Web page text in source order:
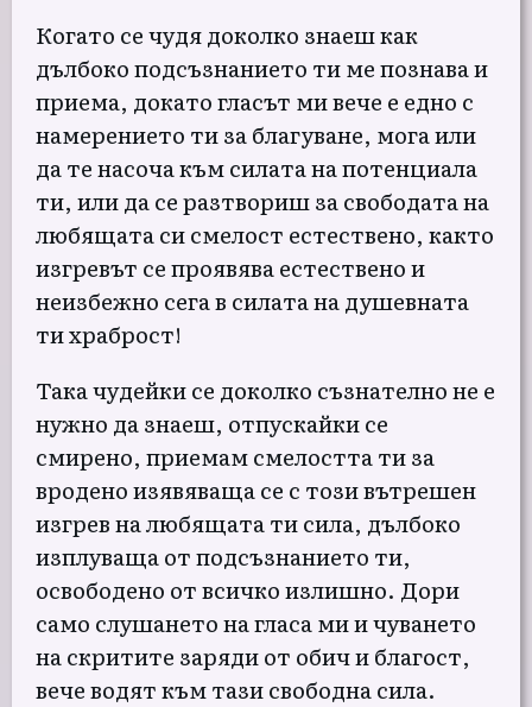
Когато се чудя доколко знаеш как
дълбоко подсъзнанието ти ме познава и
приема, докато гласът ми вече е едно с
намерението ти за благуване, мога или
да те насоча към силата на потенциала
ти, или да се разтвориш за свободата на
любящата си смелост естествено, както
изгревът се проявява естествено и
неизбежно сега в силата на душевната
ти храброст!
Така чудейки се доколко съзнателно не е
нужно да знаеш, отпускайки се
смирено, приемам смелостта ти за
вродено изявяваща се с този вътрешен
изгрев на любящата ти сила, дълбоко
изплуваща от подсъзнанието ти,
освободено от всичко излишно. Дори
само слушането на гласа ми и чуването
на скритите заряди от обич и благост,
вече водят към тази свободна сила.